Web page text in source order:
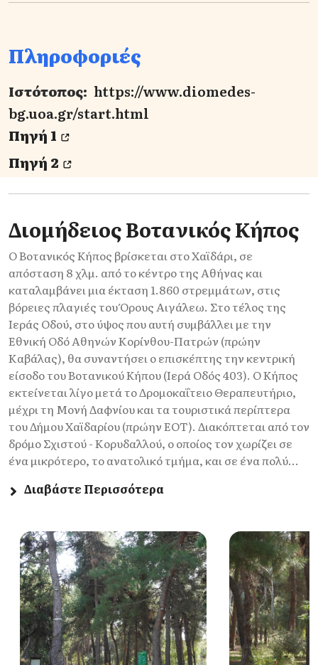
Πληροφοριές
Ιστότοπος: https://www.diomedes-
bg.uoa.gr/start.html
Πηγή 1
Πηγή 2
Διομήδειος Βοτανικός Κήπος
Ο Βοτανικός Κήπος βρίσκεται στο Χαϊδάρι, σε
απόσταση 8 χλμ. από το κέντρο της Αθήνας και
καταλαμβάνει μια έκταση 1.860 στρεμμάτων, στις
βόρειες πλαγιές του Όρους Αιγάλεω. Στο τέλος της
Ιεράς Οδού, στο ύψος που αυτή συμβάλλει με την
Εθνική Οδό Αθηνών Κορίνθου-Πατρών (πρώην
Καβάλας), θα συναντήσει ο επισκέπτης την κεντρική
είσοδο του Βοτανικού Κήπου (Ιερά Οδός 403). Ο Κήπος
εκτείνεται λίγο μετά το Δρομοκαΐτειο Θεραπευτήριο,
μέχρι τη Μονή Δαφνίου και τα τουριστικά περίπτερα
του Δήμου Χαϊδαρίου (πρώην ΕΟΤ). Διακόπτεται από τον
δρόμο Σχιστού - Κορυδαλλού, ο οποίος τον χωρίζει σε
ένα μικρότερο, το ανατολικό τμήμα, και σε ένα πολύ...
Διαβάστε Περισσότερα